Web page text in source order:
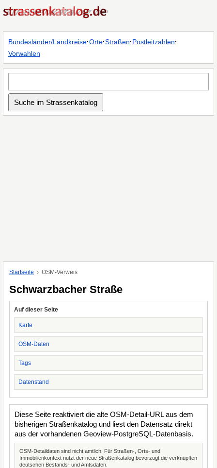
Bundesländer/Landkreise·Orte·Straßen·Postleitzahlen·
Vorwahlen
Startseite OSM-Verweis
Schwarzbacher Straße
Auf dieser Seite
Karte
OSM-Daten
Tags
Datenstand
Diese Seite reaktiviert die alte OSM-Detail-URL aus dem
bisherigen Straßenkatalog und liest den Datensatz direkt
aus der vorhandenen Geoview-PostgreSQL-Datenbasis.
OSM-Detaildaten sind nicht amtlich. Für Straßen-, Orts- und
Immobilienkontext nutzt der neue Straßenkatalog bevorzugt die verknüpften
deutschen Bestands- und Amtsdaten.